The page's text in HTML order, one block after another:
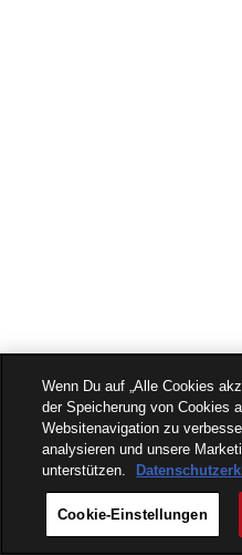
Wenn Du auf „Alle Cookies
der Speicherung von Cookies
Websitenavigation zu
analysieren und unsere
unterstützen.
Cookie-Einstellungen